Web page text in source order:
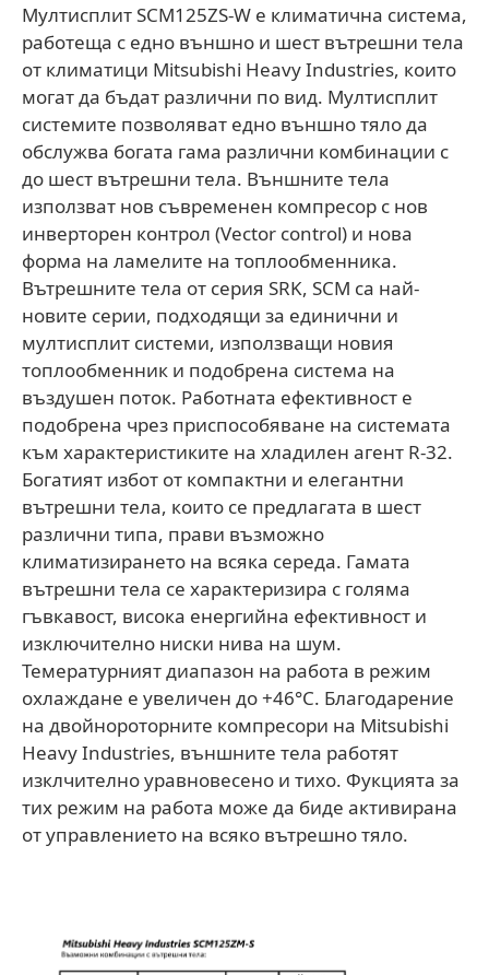
Мултисплит SCM125ZS-W е климатична система,
работеща с едно външно и шест вътрешни тела
от климатици Mitsubishi Heavy Industries, които
могат да бъдат различни по вид. Мултисплит
системите позволяват едно външно тяло да
обслужва богата гама различни комбинации с
до шест вътрешни тела. Външните тела
използват нов съвременен компресор с нов
инверторен контрол (Vector control) и нова
форма на ламелите на топлообменника.
Вътрешните тела от серия SRK, SСM са най-
новите серии, подходящи за единични и
мултисплит системи, използващи новия
топлообменник и подобрена система на
въздушен поток. Работната ефективност е
подобрена чрез приспособяване на системата
към характеристиките на хладилен агент R-32.
Богатият избот от компактни и елегантни
вътрешни тела, които се предлагата в шест
различни типа, прави възможно
климатизирането на всяка середа. Гамата
вътрешни тела се характеризира с голяма
гъвкавост, висока енергийна ефективност и
изключително ниски нива на шум.
Темературният диапазон на работа в режим
охлаждане е увеличен до +46°C. Благодарение
на двойнороторните компресори на Mitsubishi
Heavy Industries, външните тела работят
изклчително уравновесено и тихо. Фукцията за
тих режим на работа може да биде активирана
от управлението на всяко вътрешно тяло.